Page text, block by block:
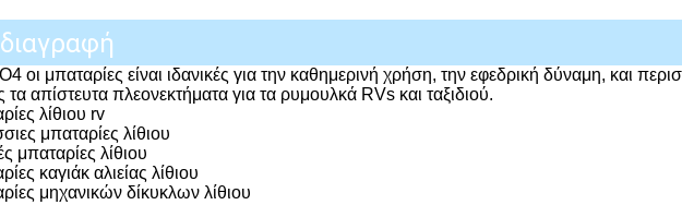
οι μπαταρίες είναι ιδανικές για την καθημερινή χρήση, την εφεδρική δύναμη, και
τα απίστευτα πλεονεκτήματα για τα ρυμουλκά RVs και ταξιδιού.
λίθιου rv
μπαταρίες λίθιου
μπαταρίες λίθιου
καγιάκ αλιείας λίθιου
μηχανικών δίκυκλων λίθιου